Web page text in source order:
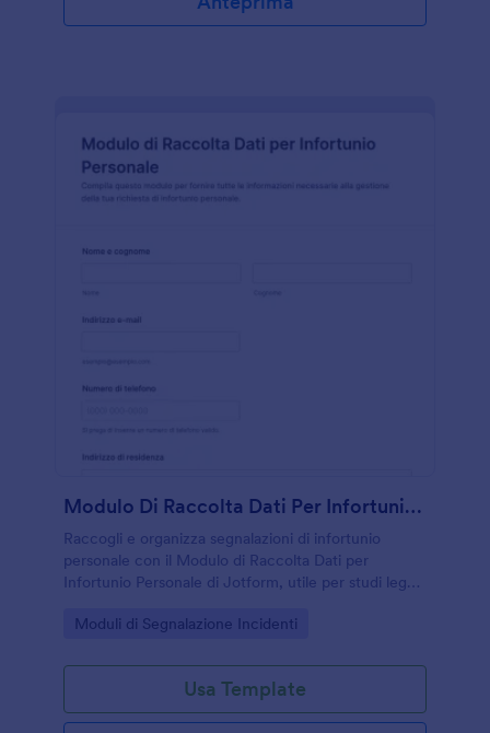
Modulo Di Raccolta Dati Per Infortunio Personale
Raccogli e organizza segnalazioni di infortunio
personale con il Modulo di Raccolta Dati per
Infortunio Personale di Jotform, utile per studi legali,
documentazione online.
Go to Category:
Moduli di Segnalazione Incidenti
Usa Template